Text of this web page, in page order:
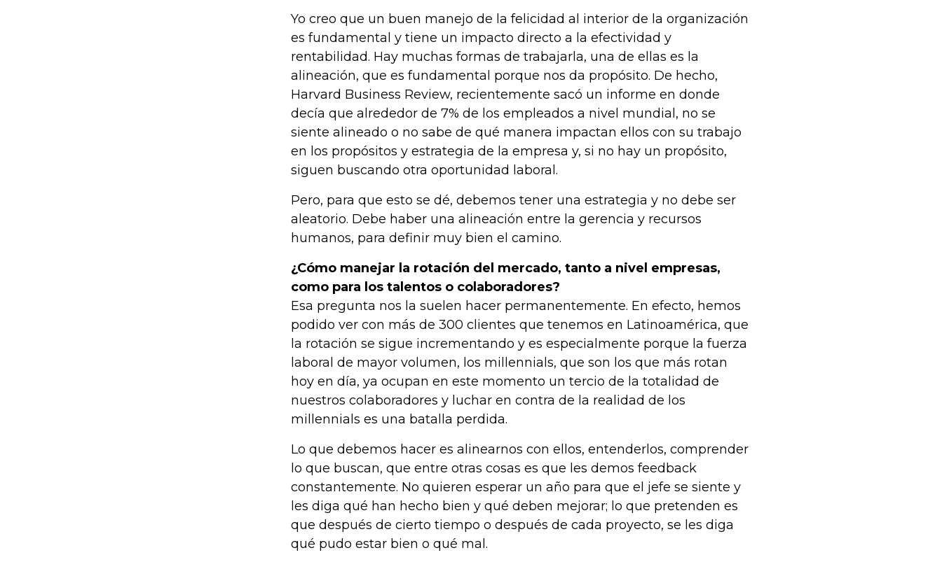
Yo creo que un buen manejo de la felicidad al interior de la organización
es fundamental y tiene un impacto directo a la efectividad y
rentabilidad. Hay muchas formas de trabajarla, una de ellas es la
alineación, que es fundamental porque nos da propósito. De hecho,
Harvard Business Review, recientemente sacó un informe en donde
decía que alrededor de 7% de los empleados a nivel mundial, no se
siente alineado o no sabe de qué manera impactan ellos con su trabajo
en los propósitos y estrategia de la empresa y, si no hay un propósito,
siguen buscando otra oportunidad laboral.
Pero, para que esto se dé, debemos tener una estrategia y no debe ser
aleatorio. Debe haber una alineación entre la gerencia y recursos
humanos, para definir muy bien el camino.
¿Cómo manejar la rotación del mercado, tanto a nivel empresas,
como para los talentos o colaboradores?
Esa pregunta nos la suelen hacer permanentemente. En efecto, hemos
podido ver con más de 300 clientes que tenemos en Latinoamérica, que
la rotación se sigue incrementando y es especialmente porque la fuerza
laboral de mayor volumen, los millennials, que son los que más rotan
hoy en día, ya ocupan en este momento un tercio de la totalidad de
nuestros colaboradores y luchar en contra de la realidad de los
millennials es una batalla perdida.
Lo que debemos hacer es alinearnos con ellos, entenderlos, comprender
lo que buscan, que entre otras cosas es que les demos feedback
constantemente. No quieren esperar un año para que el jefe se siente y
les diga qué han hecho bien y qué deben mejorar; lo que pretenden es
que después de cierto tiempo o después de cada proyecto, se les diga
qué pudo estar bien o qué mal.